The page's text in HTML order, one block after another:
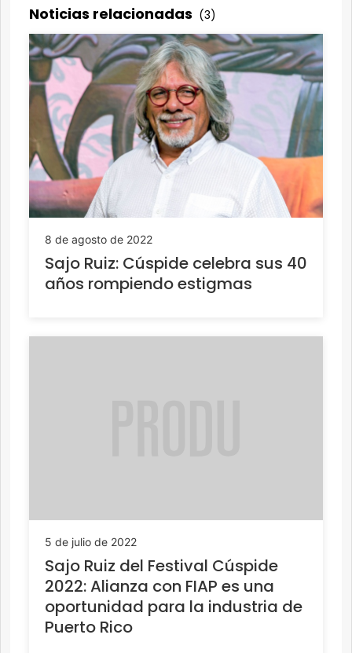
Noticias relacionadas (3)
8 de agosto de 2022
Sajo Ruiz: Cúspide celebra sus 40
años rompiendo estigmas
5 de julio de 2022
Sajo Ruiz del Festival Cúspide
2022: Alianza con FIAP es una
oportunidad para la industria de
Puerto Rico